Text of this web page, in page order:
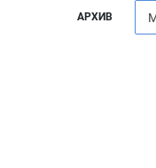
АРХИВ